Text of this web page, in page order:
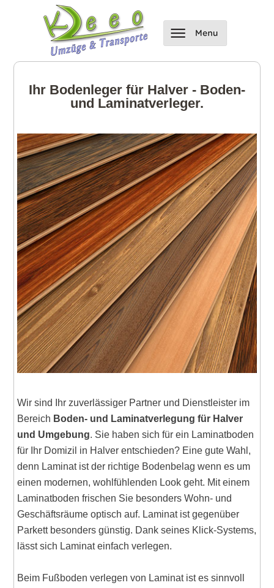
Ihr Bodenleger für Halver - Boden-
und Laminatverleger.
Wir sind Ihr zuverlässiger Partner und Dienstleister im
Bereich Boden- und Laminatverlegung für Halver
und Umgebung. Sie haben sich für ein Laminatboden
für Ihr Domizil in Halver entschieden? Eine gute Wahl,
denn Laminat ist der richtige Bodenbelag wenn es um
einen modernen, wohlfühlenden Look geht. Mit einem
Laminatboden frischen Sie besonders Wohn- und
Geschäftsräume optisch auf. Laminat ist gegenüber
Parkett besonders günstig. Dank seines Klick-Systems,
lässt sich Laminat einfach verlegen.
Beim Fußboden verlegen von Laminat ist es sinnvoll